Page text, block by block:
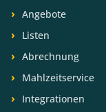
Angebote
Listen
Abrechnung
Mahlzeitservice
Integrationen